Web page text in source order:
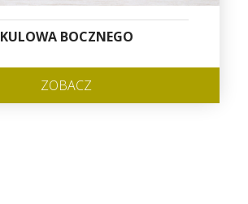
BOCZNEGO
ZOBACZ